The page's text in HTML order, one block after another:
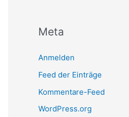
Meta
Anmelden
Feed der Einträge
Kommentare-Feed
WordPress.org